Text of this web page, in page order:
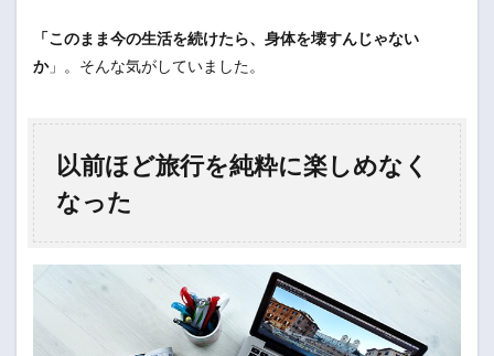
「このまま今の生活を続けたら、身体を壊すんじゃない
か」。そんな気がしていました。
以前ほど旅行を純粋に楽しめなく
なった